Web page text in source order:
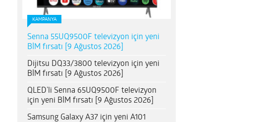
KAMPANYA
Senna 55UQ9500F televizyon için yeni
BİM fırsatı [9 Ağustos 2026]
Dijitsu DQ33/3800 televizyon için yeni
BİM fırsatı [9 Ağustos 2026]
QLED’li Senna 65UQ9500F televizyon
için yeni BİM fırsatı [9 Ağustos 2026]
Samsung Galaxy A37 için yeni A101